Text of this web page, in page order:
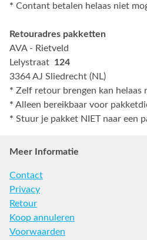
* Contant betalen helaas niet
Retouradres pakketten
AVA - Rietveld
Lelystraat 124
3364 AJ Sliedrecht (NL)
* Zelf retour brengen kan helaas
* Alleen bereikbaar voor
* Stuur je pakket NIET naar een
Meer Informatie
Contact
Privacy
Retour
Koop annuleren
Voorwaarden